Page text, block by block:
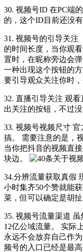
30. 视频号ID 在PC端
的，这个ID目前还没
31. 视频号的引导关注
的时间长度，当你观
置时，在昵称旁边会
一种出现这个按钮的
要引导观众关注你时
32. 直播引导关注 观
出关注的按钮，不过
33. 视频号视频尺寸
搞。 需要注意的是，
当你把抖音的视频直
块边。
34.分辨流量获取真假
小时集齐50个赞就能
菜，但可以确定是胡扯
35. 视频号流量渠道
12亿公域流量。 实际
永远不会放弃自己作
频号的入口已经是最